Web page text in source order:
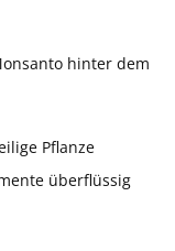
hinter dem
Pflanze
überflüssig